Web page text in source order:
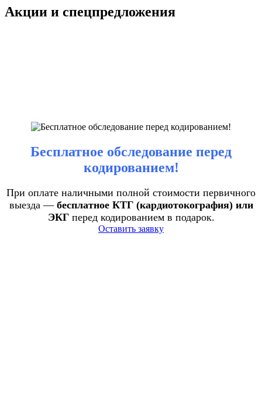
Акции и спецпредложения
Бесплатное обследование перед
кодированием!
При оплате наличными полной стоимости первичного
выезда — бесплатное КТГ (кардиотокография) или
ЭКГперед кодированием в подарок.
Оставить заявку